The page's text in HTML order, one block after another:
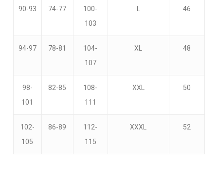
Go To Shop
90-93 74-77
100-
103
46
94-97 78-81
104-
107
XL 48
98-
101
82-85
108-
111
XXL 50
102-
105
86-89
112-
115
XXXL 52